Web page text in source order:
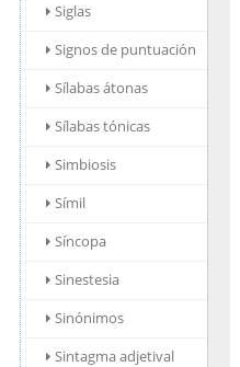
Siglas
Signos de puntuación
Sílabas átonas
Sílabas tónicas
Simbiosis
Símil
Síncopa
Sinestesia
Sinónimos
Sintagma adjetival